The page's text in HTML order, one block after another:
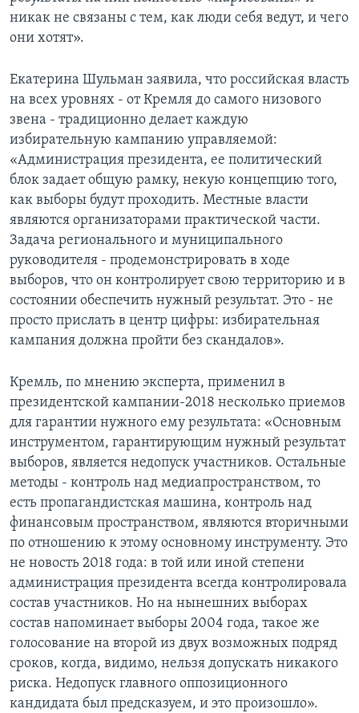
никак не связаны с тем, как люди себя ведут, и чего
они хотят».
Екатерина Шульман заявила, что российская власть
на всех уровнях - от Кремля до самого низового
звена - традиционно делает каждую
избирательную кампанию управляемой:
«Администрация президента, ее политический
блок задает общую рамку, некую концепцию того,
как выборы будут проходить. Местные власти
являются организаторами практической части.
Задача регионального и муниципального
руководителя - продемонстрировать в ходе
выборов, что он контролирует свою территорию и в
состоянии обеспечить нужный результат. Это - не
просто прислать в центр цифры: избирательная
кампания должна пройти без скандалов».
Кремль, по мнению эксперта, применил в
президентской кампании-2018 несколько приемов
для гарантии нужного ему результата: «Основным
инструментом, гарантирующим нужный результат
выборов, является недопуск участников. Остальные
методы - контроль над медиапространством, то
есть пропагандистская машина, контроль над
финансовым пространством, являются вторичными
по отношению к этому основному инструменту. Это
не новость 2018 года: в той или иной степени
администрация президента всегда контролировала
состав участников. Но на нынешних выборах
состав напоминает выборы 2004 года, такое же
голосование на второй из двух возможных подряд
сроков, когда, видимо, нельзя допускать никакого
риска. Недопуск главного оппозиционного
кандидата был предсказуем, и это произошло».